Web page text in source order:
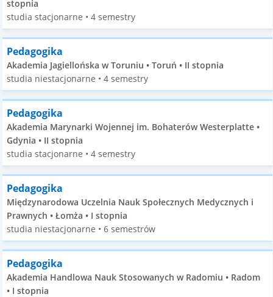
stopnia
studia stacjonarne • 4 semestry
Pedagogika
Akademia Jagiellońska w Toruniu • Toruń • II stopnia
studia niestacjonarne • 4 semestry
Pedagogika
Akademia Marynarki Wojennej im. Bohaterów Westerplatte •
Gdynia • II stopnia
studia stacjonarne • 4 semestry
Pedagogika
Międzynarodowa Uczelnia Nauk Społecznych Medycznych i
Prawnych • Łomża • I stopnia
studia niestacjonarne • 6 semestrów
Pedagogika
Akademia Handlowa Nauk Stosowanych w Radomiu • Radom
• I stopnia